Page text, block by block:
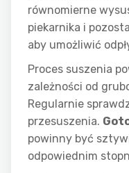
równomierne
piekarnika i
aby umożliwić
Proces suszenia
zależności od
Regularnie
przesuszenia.
powinny być
odpowiednim